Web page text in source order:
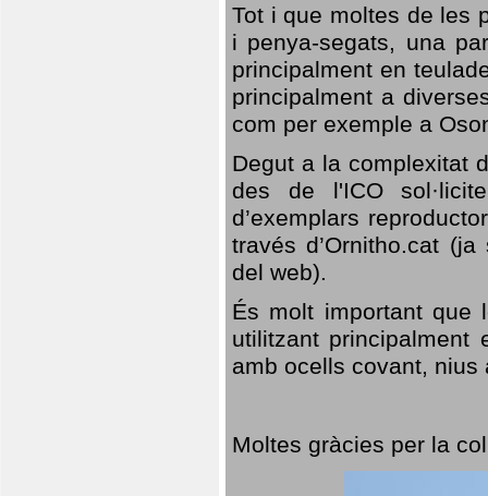
Tot i que moltes de les
i penya-segats, una
principalment en
principalment a
com per exemple a
Degut a la complexitat
des de l'ICO
d’exemplars
través d’Ornitho.cat
del web).
És molt important que
utilitzant
amb ocells covant,
Moltes gràcies per la